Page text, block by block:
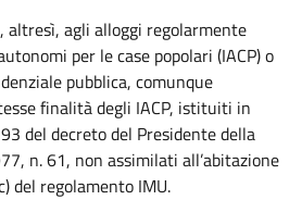
altresì, agli alloggi regolarmente
per le case popolari (IACP) o
pubblica, comunque
finalità degli IACP, istituiti in
del decreto del Presidente della
n. 61, non assimilati all’abitazione
del regolamento IMU.